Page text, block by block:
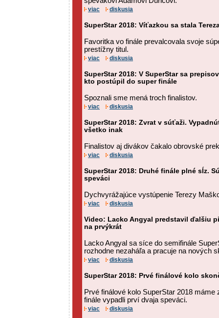
viac diskusia
SuperStar 2018: Víťazkou sa stala
Favoritka vo finále prevalcovala svoje
prestížny titul.
viac diskusia
SuperStar 2018: V SuperStar sa
kto postúpil do super finále
Spoznali sme mená troch finalistov.
viac diskusia
SuperStar 2018: Zvrat v súťaži.
všetko inak
Finalistov aj divákov čakalo obrovské
viac diskusia
SuperStar 2018: Druhé finále plné sĺz.
speváci
Dychvyrážajúce vystúpenie Terezy
viac diskusia
Video: Lacko Angyal predstavil ďalšiu
na prvýkrát
Lacko Angyal sa síce do semifinále
rozhodne nezaháľa a pracuje na nových
viac diskusia
SuperStar 2018: Prvé finálové kolo
Prvé finálové kolo SuperStar 2018 máme
finále vypadli prví dvaja speváci.
viac diskusia